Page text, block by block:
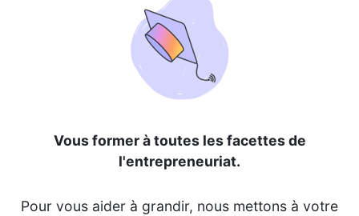
Vous former à toutes les facettes de
l'entrepreneuriat.
Pour vous aider à grandir, nous mettons à votre